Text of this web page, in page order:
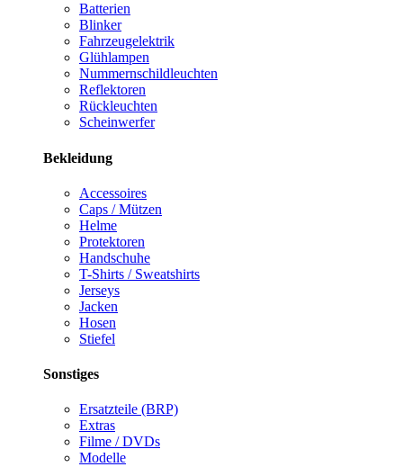
Batterien
Blinker
Fahrzeugelektrik
Glühlampen
Nummernschildleuchten
Reflektoren
Rückleuchten
Scheinwerfer
Bekleidung
Accessoires
Caps / Mützen
Helme
Protektoren
Handschuhe
T-Shirts / Sweatshirts
Jerseys
Jacken
Hosen
Stiefel
Sonstiges
Ersatzteile (BRP)
Extras
Filme / DVDs
Modelle